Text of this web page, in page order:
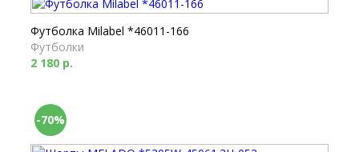
Футболка Milabel *46011-166
Футболки
2 180 р.
-70%